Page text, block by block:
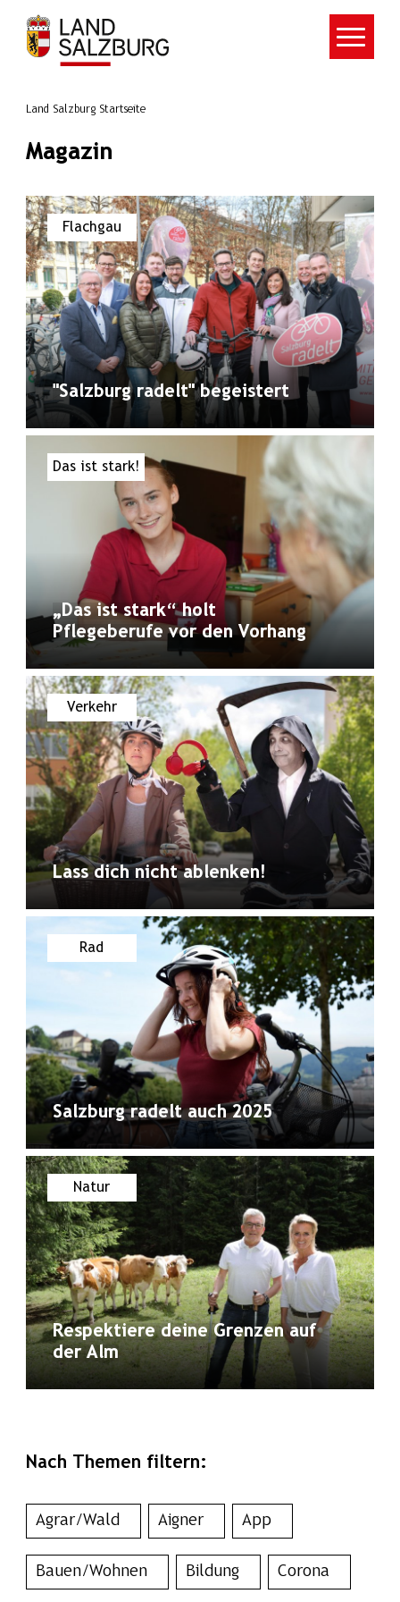
Zum Hauptinhalt springen
Land Salzburg Startseite
Magazin
"Salzburg radelt" begeistert
Flachgau
„Das ist stark“ holt
Pflegeberufe vor den Vorhang
Das ist stark!
Lass dich nicht ablenken!
Verkehr
Salzburg radelt auch 2025
Rad
Respektiere deine Grenzen auf
der Alm
Natur
Nach Themen filtern:
Agrar/Wald Aigner App
Bauen/Wohnen Bildung Corona